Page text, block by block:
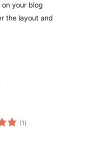
your blog
the layout and
(1 টা
মুঠ)